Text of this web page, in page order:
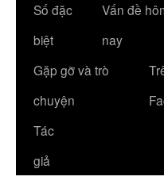
Số đặc
biệt
Vấn đề
nay
Gặp gỡ và trò
chuyện
Tác
giả